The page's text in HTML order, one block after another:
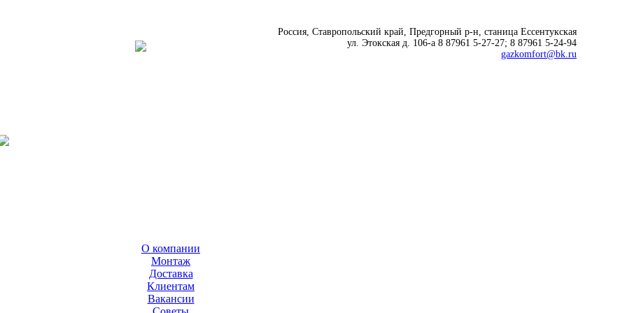
Россия, Ставропольский край, Предгорный р-н, cтаница Ессентукская
ул. Этокская д. 106-а 8 87961 5-27-27; 8 87961 5-24-94
gazkomfort@bk.ru
О компании
Монтаж
Доставка
Клиентам
Вакансии